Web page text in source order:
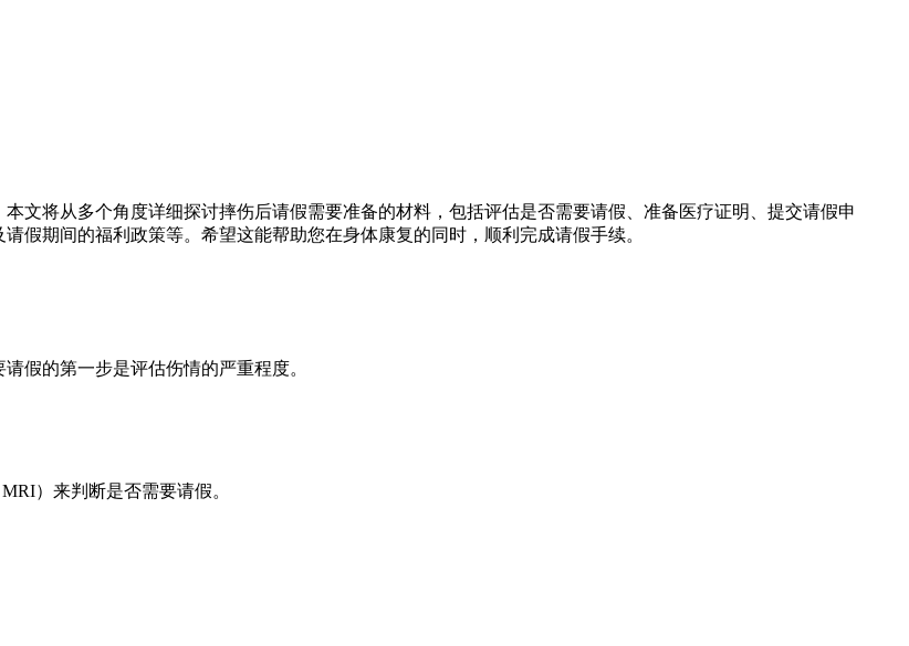
本文将从多个角度详细探讨摔伤后请假需要准备的材料，包括评估是否需要请假、准备医疗证明、提交请假申
假期间的福利政策等。希望这能帮助您在身体康复的同时，顺利完成请假手续。
假的第一步是评估伤情的严重程度。
）来判断是否需要请假。